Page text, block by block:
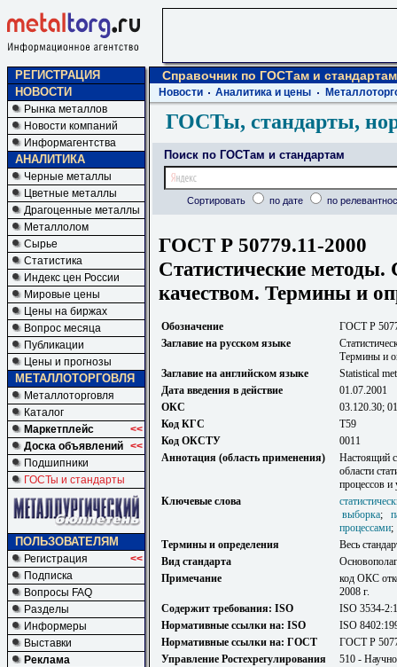
РЕГИСТРАЦИЯ
НОВОСТИ
Рынка металлов
Новости компаний
Информагентства
АНАЛИТИКА
Черные металлы
Цветные металлы
Драгоценные металлы
Металлолом
Сырье
Статистика
Индекс цен России
Мировые цены
Цены на биржах
Вопрос месяца
Публикации
Цены и прогнозы
МЕТАЛЛОТОРГОВЛЯ
Металлоторговля
Каталог
Маркетплейс
<<
Доска объявлений <<
Подшипники
ГОСТы и стандарты
ПОЛЬЗОВАТЕЛЯМ
Регистрация
<<
Подписка
Вопросы FAQ
Разделы
Информеры
Выставки
Реклама
Справочник по ГОСТам и стандартам
Новости Аналитика и цены
ГОСТы, стандарты,
Поиск по ГОСТам и стандартам
Сортировать по дате по
ГОСТ Р 50779.11-2000
Статистические методы.
качеством. Термины и
Обозначение
ГОСТ Р
Заглавие на русском языке
Термины и
Заглавие на английском языке
Statistical
Дата введения в действие
01.07.2001
ОКС
03.120.30;
Код КГС
Т59
Код ОКСТУ
0011
Аннотация (область применения)
Настоящий
области
процессов и
Ключевые слова
выборка;
процессами
Термины и определения
Весь
Вид стандарта
Примечание
код ОКС
2008 г.
Содержит требования: ISO
ISO 3534-
Нормативные ссылки на: ISO
ISO
Нормативные ссылки на: ГОСТ
ГОСТ Р
Управление Ростехрегулирования
510 -